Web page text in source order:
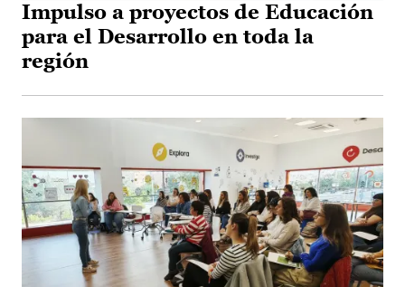
Impulso a proyectos de Educación
para el Desarrollo en toda la
región